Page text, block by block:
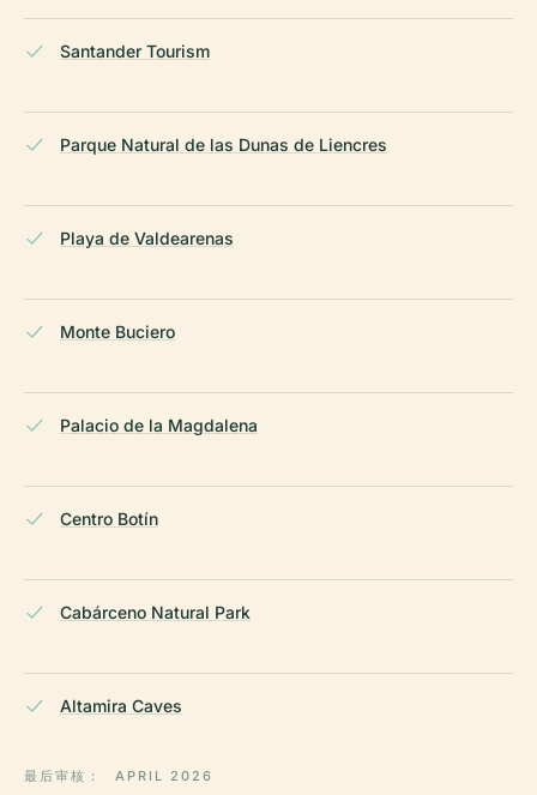
Santander Tourism
Parque Natural de las Dunas de Liencres
Playa de Valdearenas
Monte Buciero
Palacio de la Magdalena
Centro Botín
Cabárceno Natural Park
Altamira Caves
最后审核： APRIL 2026